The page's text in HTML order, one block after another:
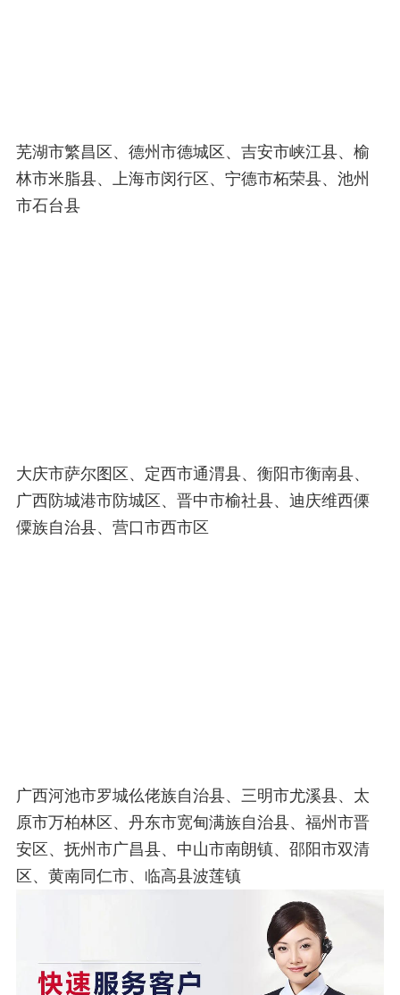
芜湖市繁昌区、德州市德城区、吉安市峡江县、榆
林市米脂县、上海市闵行区、宁德市柘荣县、池州
市石台县
大庆市萨尔图区、定西市通渭县、衡阳市衡南县、
广西防城港市防城区、晋中市榆社县、迪庆维西傈
僳族自治县、营口市西市区
广西河池市罗城仫佬族自治县、三明市尤溪县、太
原市万柏林区、丹东市宽甸满族自治县、福州市晋
安区、抚州市广昌县、中山市南朗镇、邵阳市双清
区、黄南同仁市、临高县波莲镇